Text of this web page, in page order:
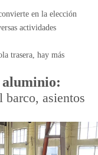
en la elección
actividades
trasera, hay más
aluminio:
barco, asientos